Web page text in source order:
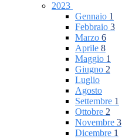
2023
Gennaio 1
Febbraio 3
Marzo 6
Aprile 8
Maggio 1
Giugno 2
Luglio
Agosto
Settembre 1
Ottobre 2
Novembre 3
Dicembre 1